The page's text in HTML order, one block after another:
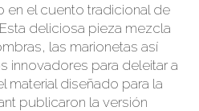
en el cuento tradicional de
deliciosa pieza mezcla
las marionetas así
innovadores para deleitar a
material diseñado para la
publicaron la versión